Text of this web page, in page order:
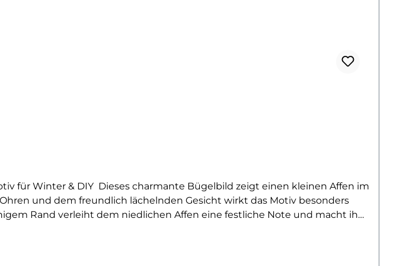
zeigt einen kleinen Affen im
und dem freundlich lächelnden Gesicht wirkt das Motiv besonders
Rand verleiht dem niedlichen Affen eine festliche Note und macht ihn